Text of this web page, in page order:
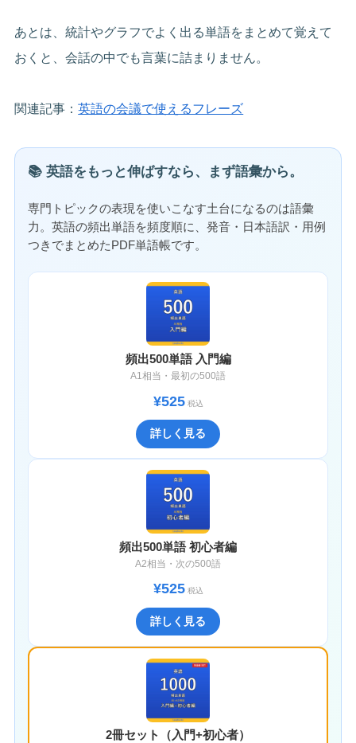
あとは、統計やグラフでよく出る単語をまとめて覚えて
おくと、会話の中でも言葉に詰まりません。
関連記事：英語の会議で使えるフレーズ
📚 英語をもっと伸ばすなら、まず語彙から。
専門トピックの表現を使いこなす土台になるのは語彙
力。英語の頻出単語を頻度順に、発音・日本語訳・用例
つきでまとめたPDF単語帳です。
頻出500単語 入門編
A1相当・最初の500語
¥525税込
詳しく見る
頻出500単語 初心者編
A2相当・次の500語
¥525税込
詳しく見る
2冊セット（入門+初心者）